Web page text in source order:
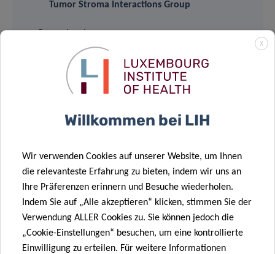
Tumor Stroma Interactions Group
Group Leader
Contact
Teilen auf
Ähnliche News
X
Willkommen bei LIH
Wir verwenden Cookies auf unserer Website, um Ihnen
die relevanteste Erfahrung zu bieten, indem wir uns an
Ihre Präferenzen erinnern und Besuche wiederholen.
Indem Sie auf „Alle akzeptieren“ klicken, stimmen Sie der
Verwendung ALLER Cookies zu. Sie können jedoch die
„Cookie-Einstellungen“ besuchen, um eine kontrollierte
Einwilligung zu erteilen. Für weitere Informationen